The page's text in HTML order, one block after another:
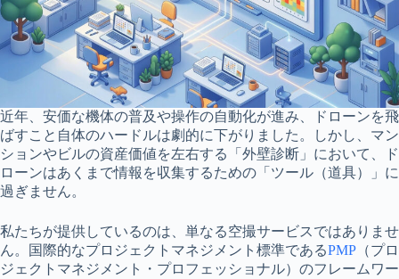
近年、安価な機体の普及や操作の自動化が進み、ドローンを飛
ばすこと自体のハードルは劇的に下がりました。しかし、マン
ションやビルの資産価値を左右する「外壁診断」において、ド
ローンはあくまで情報を収集するための「ツール（道具）」に
過ぎません。
私たちが提供しているのは、単なる空撮サービスではありませ
ん。国際的なプロジェクトマネジメント標準であるPMP （プロ
ジェクトマネジメント・プロフェッショナル）のフレームワー